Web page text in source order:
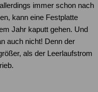
immer schon nach
kann eine Festplatte
Jahr kaputt gehen. Und
auch nicht! Denn der
als der Leerlaufstrom